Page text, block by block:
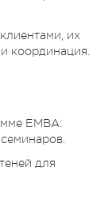
их
координация.
ЕМВА:
для